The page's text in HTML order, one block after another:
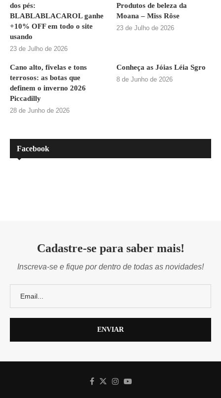
dos pés:
BLABLABLACAROL ganhe
+10% OFF em todo o site
usando
23 de Julho de 2026
Produtos de beleza da
Moana – Miss Rôse
23 de Julho de 2026
Cano alto, fivelas e tons
terrosos: as botas que
definem o inverno 2026
Piccadilly
28 de Junho de 2026
Conheça as Jóias Léia Sgro
8 de Junho de 2026
Facebook
Cadastre-se para saber mais!
Inscreva-se e fique por dentro de todas as novidades!